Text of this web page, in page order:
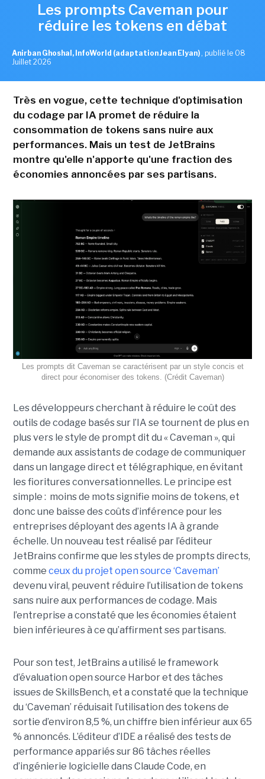
Les prompts Caveman pour
réduire les tokens en débat
Anirban Ghoshal, InfoWorld (adaptation Jean Elyan) , publié le 08
Juillet 2026
Très en vogue, cette technique d'optimisation
du codage par IA promet de réduire la
consommation de tokens sans nuire aux
performances. Mais un test de JetBrains
montre qu'elle n'apporte qu'une fraction des
économies annoncées par ses partisans.
Les prompts dit Caveman se caractérisent par un style concis et
direct pour économiser des tokens. (Crédit Caveman)
Les développeurs cherchant à réduire le coût des
outils de codage basés sur l’IA se tournent de plus en
plus vers le style de prompt dit du « Caveman », qui
demande aux assistants de codage de communiquer
dans un langage direct et télégraphique, en évitant
les fioritures conversationnelles. Le principe est
simple : moins de mots signifie moins de tokens, et
donc une baisse des coûts d’inférence pour les
entreprises déployant des agents IA à grande
échelle. Un nouveau test réalisé par l’éditeur
JetBrains confirme que les styles de prompts directs,
comme ceux du projet open source ‘Caveman’
devenu viral, peuvent réduire l’utilisation de tokens
sans nuire aux performances de codage. Mais
l’entreprise a constaté que les économies étaient
bien inférieures à ce qu’affirment ses partisans.
Pour son test, JetBrains a utilisé le framework
d’évaluation open source Harbor et des tâches
issues de SkillsBench, et a constaté que la technique
du ‘Caveman’ réduisait l’utilisation des tokens de
sortie d’environ 8,5 %, un chiffre bien inférieur aux 65
% annoncés. L’éditeur d’IDE a réalisé des tests de
performance appariés sur 86 tâches réelles
d’ingénierie logicielle dans Claude Code, en